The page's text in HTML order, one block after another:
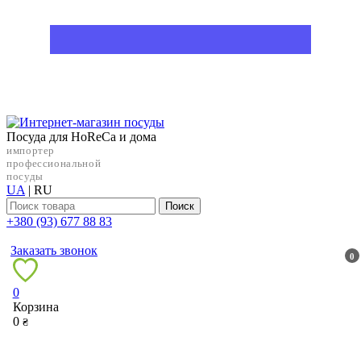
Посуда для HoReCa и дома
импортер
профессиональной
посуды
UA | RU
Поиск
+38‎0 (93) 677 88 83
Заказать звонок 0
0
Корзина
0 ₴